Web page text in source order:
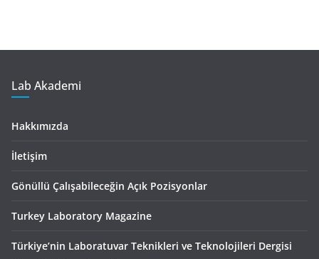
Lab Akademi
Hakkımızda
İletişim
Gönüllü Çalışabileceğin Açık Pozisyonlar
Turkey Laboratory Magazine
Türkiye’nin Laboratuvar Teknikleri ve Teknolojileri Dergisi